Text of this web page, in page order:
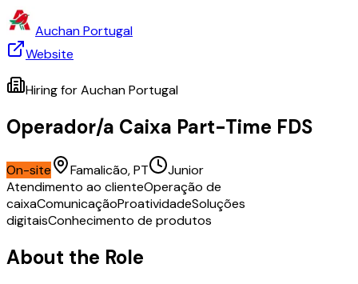
Auchan Portugal
Website
Hiring forAuchan Portugal
Operador/a Caixa Part-Time FDS
On-site Famalicão, PT
Junior
Atendimento ao clienteOperação de
caixaComunicaçãoProatividadeSoluções
digitaisConhecimento de produtos
About the Role